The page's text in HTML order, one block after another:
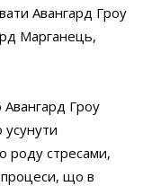
Авангард Гроу
Марганець,
Гроу
роду стресами,
процеси, що в